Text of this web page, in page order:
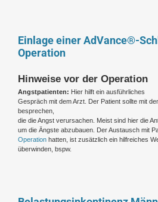
Einlage einer AdVance®-
Operation
Hinweise vor der Operation
Angstpatienten: Hier hilft ein ausführliches
Gespräch mit dem Arzt. Der Patient sollte mit
besprechen,
die die Angst verursachen. Meist sind hier die
um die Ängste abzubauen. Der Austausch mit
Operation hatten, ist zusätzlich ein hilfreiches
überwinden, bspw.